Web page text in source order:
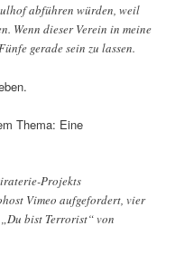
abführen würden, weil
Wenn dieser Verein in meine
gerade sein zu lassen.
Thema: Eine
Projekts
Vimeo aufgefordert, vier
bist Terrorist“ von